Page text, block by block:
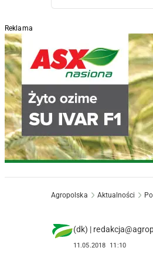
Reklama
Agropolska Aktualności
(dk) |
11.05.2018 11:10